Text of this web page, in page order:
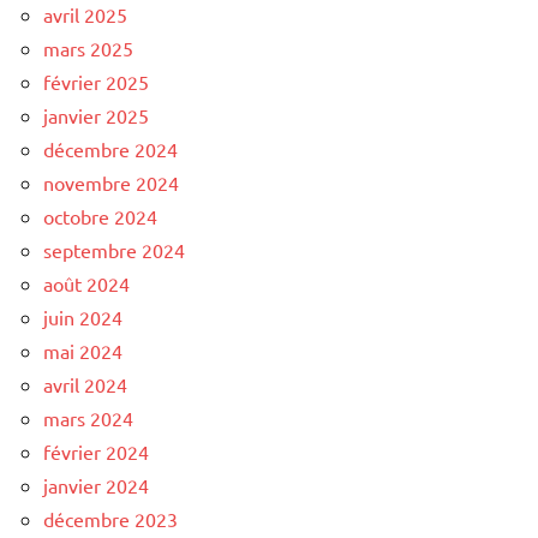
avril 2025
mars 2025
février 2025
janvier 2025
décembre 2024
novembre 2024
octobre 2024
septembre 2024
août 2024
juin 2024
mai 2024
avril 2024
mars 2024
février 2024
janvier 2024
décembre 2023